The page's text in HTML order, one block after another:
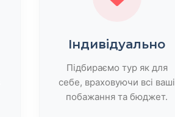
Індивідуально
Підбираємо тур як для
себе, враховуючи всі ваші
побажання та бюджет.